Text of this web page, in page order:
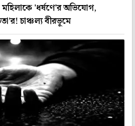
'ধর্ষণে'র অভিযোগ,
চাঞ্চল্য বীরভূমে